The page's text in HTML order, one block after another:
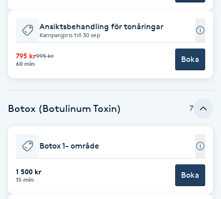
Gruppträning
Gua Sha-massage
Hatha Yoga
Headspa
HIFU
Ansiktsbehandling för tonåringar
Kampanjpris till 30 sep
795 kr995 kr
60 min
Boka
Botox (Botulinum Toxin) 7
Botox 1- område
1 500 kr
15 min Boka